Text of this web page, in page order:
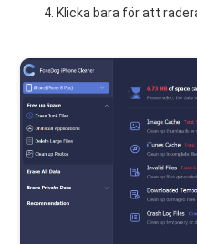
Klicka bara för att